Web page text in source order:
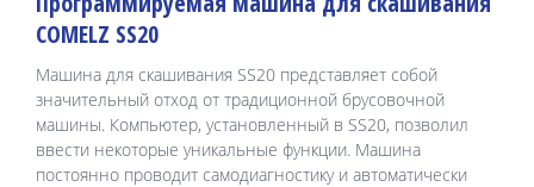
COMELZ SS20
Машина для скашивания SS20 представляет собой
значительный отход от традиционной брусовочной
машины. Компьютер, установленный в SS20, позволил
ввести некоторые уникальные функции. Машина
постоянно проводит самодиагностику и автоматически